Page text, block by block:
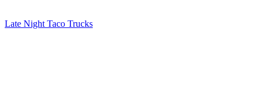
Late Night Taco Trucks